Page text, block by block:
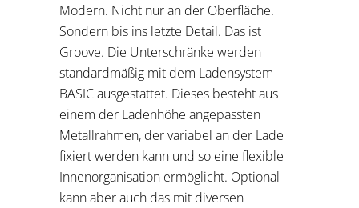
Modern. Nicht nur an der Oberfläche.
Sondern bis ins letzte Detail. Das ist
Groove. Die Unterschränke werden
standardmäßig mit dem Ladensystem
BASIC ausgestattet. Dieses besteht aus
einem der Ladenhöhe angepassten
Metallrahmen, der variabel an der Lade
fixiert werden kann und so eine flexible
Innenorganisation ermöglicht. Optional
kann aber auch das mit diversen